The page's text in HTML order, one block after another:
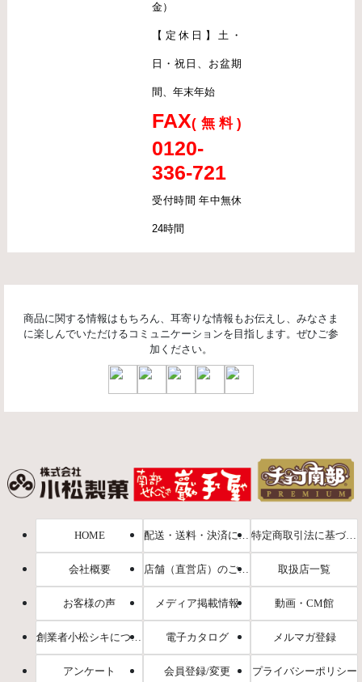
金）
【定休日】土・
日・祝日、お盆期
間、年末年始
FAX(無料)
0120-
336-721
受付時間 年中無休
24時間
商品に関する情報はもちろん、耳寄りな情報もお伝えし、みなさま
に楽しんでいただけるコミュニケーションを目指します。ぜひご参
加ください。
HOME 配送・送料・決済について 特定商取引法に基づく表示
会社概要 店舗（直営店）のご案内 取扱店一覧
お客様の声 メディア掲載情報 動画・CM館
創業者小松シキについて 電子カタログ メルマガ登録
アンケート 会員登録/変更 プライバシーポリシー